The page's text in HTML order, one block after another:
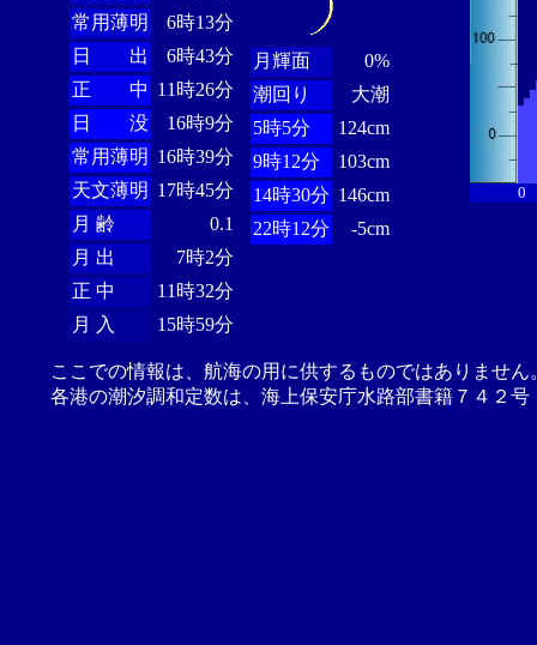
常用薄明
6時13分
日 出
6時43分
正 中 11時26分
日 没
16時9分
常用薄明 16時39分
天文薄明 17時45分
月 齢
0.1
月 出
7時2分
正 中
11時32分
月 入
15時59分
月輝面
0%
潮回り
大潮
5時5分
124cm
9時12分
103cm
14時30分 146cm
22時12分
-5cm
0
ここでの情報は、航海の用に供するものではありませ
各港の潮汐調和定数は、海上保安庁水路部書籍７４２